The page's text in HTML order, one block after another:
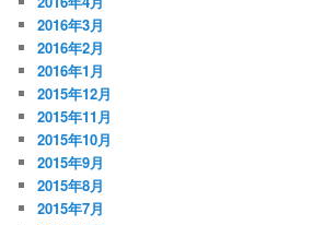
2016年3月
2016年2月
2016年1月
2015年12月
2015年11月
2015年10月
2015年9月
2015年8月
2015年7月